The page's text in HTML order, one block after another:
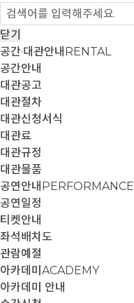
닫기
공간·대관안내 RENTAL
공간안내
대관공고
대관절차
대관신청서식
대관료
대관규정
대관물품
공연안내 PERFORMANCE
공연일정
티켓안내
좌석배치도
관람예절
아카데미 ACADEMY
아카데미 안내